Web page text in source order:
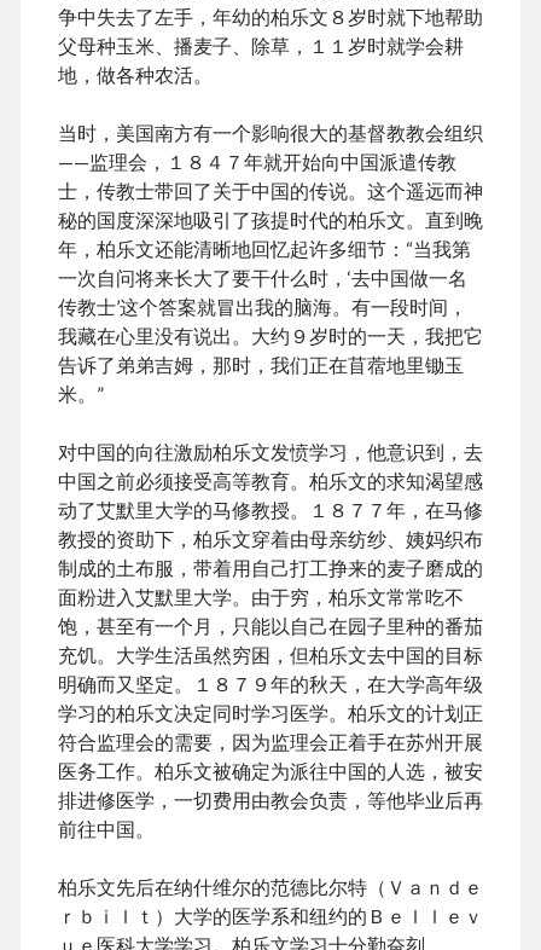
10 11 12 13 14 15 16
17 18 19 20 21 22 23
24 25 26 27
31
Archives
August 2026
December 2025
November 2025
October 2025
August 2025
July 2025
June 2025
May 2025
April 2025
March 2025
February 2025
January 2025
December 2024
November 2024
October 2024
September 2024
August 2024
July 2024
May 2024
April 2024
March 2024
争中失去了左手，年幼的柏乐文８岁时就下地帮助
父母种玉米、播麦子、除草，１１岁时就学会耕
地，做各种农活。
当时，美国南方有一个影响很大的基督教教会组织
——监理会，１８４７年就开始向中国派遣传教
士，传教士带回了关于中国的传说。这个遥远而神
秘的国度深深地吸引了孩提时代的柏乐文。直到晚
年，柏乐文还能清晰地回忆起许多细节：“当我第
一次自问将来长大了要干什么时，‘去中国做一名
传教士’这个答案就冒出我的脑海。有一段时间，
我藏在心里没有说出。大约９岁时的一天，我把它
告诉了弟弟吉姆，那时，我们正在苜蓿地里锄玉
米。”
对中国的向往激励柏乐文发愤学习，他意识到，去
中国之前必须接受高等教育。柏乐文的求知渴望感
动了艾默里大学的马修教授。１８７７年，在马修
教授的资助下，柏乐文穿着由母亲纺纱、姨妈织布
制成的土布服，带着用自己打工挣来的麦子磨成的
面粉进入艾默里大学。由于穷，柏乐文常常吃不
饱，甚至有一个月，只能以自己在园子里种的番茄
充饥。大学生活虽然穷困，但柏乐文去中国的目标
明确而又坚定。１８７９年的秋天，在大学高年级
学习的柏乐文决定同时学习医学。柏乐文的计划正
符合监理会的需要，因为监理会正着手在苏州开展
医务工作。柏乐文被确定为派往中国的人选，被安
排进修医学，一切费用由教会负责，等他毕业后再
前往中国。
柏乐文先后在纳什维尔的范德比尔特（Ｖａｎｄｅ
ｒｂｉｌｔ）大学的医学系和纽约的Ｂｅｌｌｅｖ
ｕｅ医科大学学习。柏乐文学习十分勤奋刻